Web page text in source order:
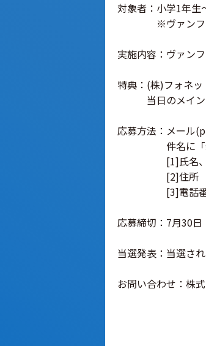
対象者：小学1年生
※ヴァンフォ
実施内容：ヴァン
特典：(株)フォネ
当日のメインス
応募方法：メール
件名に「親子
[1]氏名、年齢
[2]住所
[3]電話番号を
応募締切：7月30日
当選発表：当選さ
お問い合わせ：株